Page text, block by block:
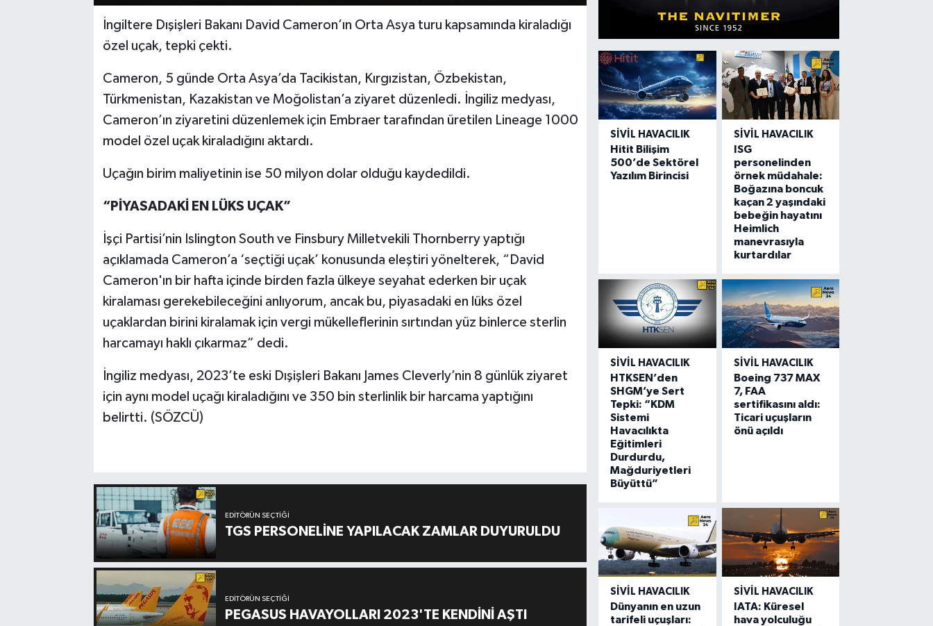
İngiltere Dışişleri Bakanı David Cameron’ın Orta Asya turu kapsamında kiraladığı
özel uçak, tepki çekti.
Cameron, 5 günde Orta Asya’da Tacikistan, Kırgızistan, Özbekistan,
Türkmenistan, Kazakistan ve Moğolistan’a ziyaret düzenledi. İngiliz medyası,
Cameron’ın ziyaretini düzenlemek için Embraer tarafından üretilen Lineage 1000
model özel uçak kiraladığını aktardı.
Uçağın birim maliyetinin ise 50 milyon dolar olduğu kaydedildi.
“PİYASADAKİ EN LÜKS UÇAK”
İşçi Partisi’nin Islington South ve Finsbury Milletvekili Thornberry yaptığı
açıklamada Cameron’a ‘seçtiği uçak’ konusunda eleştiri yönelterek, “David
Cameron'ın bir hafta içinde birden fazla ülkeye seyahat ederken bir uçak
kiralaması gerekebileceğini anlıyorum, ancak bu, piyasadaki en lüks özel
uçaklardan birini kiralamak için vergi mükelleflerinin sırtından yüz binlerce sterlin
harcamayı haklı çıkarmaz” dedi.
İngiliz medyası, 2023’te eski Dışişleri Bakanı James Cleverly’nin 8 günlük ziyaret
için aynı model uçağı kiraladığını ve 350 bin sterlinlik bir harcama yaptığını
belirtti. (SÖZCÜ)
EDITÖRÜN SEÇTIĞI
TGS PERSONELİNE YAPILACAK ZAMLAR DUYURULDU
EDITÖRÜN SEÇTIĞI
PEGASUS HAVAYOLLARI 2023'TE KENDİNİ AŞTI
SIVIL HAVACILIK
Hitit Bilişim
500’de Sektörel
Yazılım Birincisi
SIVIL HAVACILIK
ISG
personelinden
örnek müdahale:
Boğazına boncuk
kaçan 2 yaşındaki
bebeğin hayatını
Heimlich
manevrasıyla
kurtardılar
SIVIL HAVACILIK
HTKSEN’den
SHGM’ye Sert
Tepki: “KDM
Sistemi
Havacılıkta
Eğitimleri
Durdurdu,
Mağduriyetleri
Büyüttü”
SIVIL HAVACILIK
Boeing 737 MAX
7, FAA
sertifikasını aldı:
Ticari uçuşların
önü açıldı
SIVIL HAVACILIK
Dünyanın en uzun
tarifeli uçuşları:
SIVIL HAVACILIK
IATA: Küresel
hava yolculuğu